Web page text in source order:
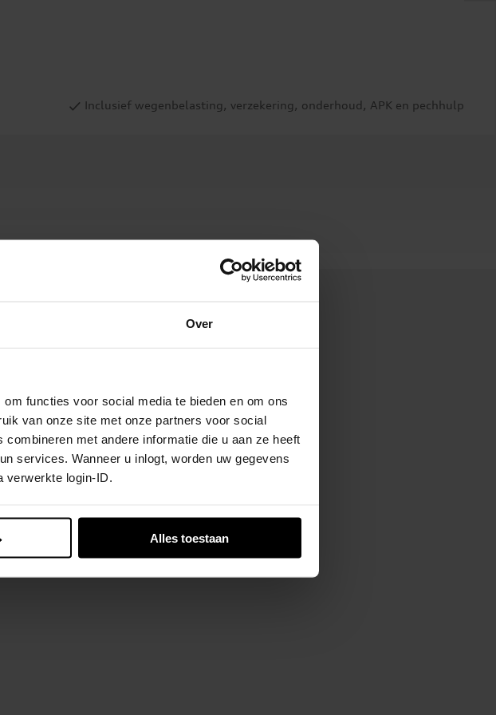
Over
functies voor social media te bieden en om ons
van onze site met onze partners voor social
met andere informatie die u aan ze heeft
services. Wanneer u inlogt, worden uw gegevens
verwerkte login-ID.
Alles toestaan
Inclusief wegenbelasting, verzekering, onderhoud, APK en pechhulp